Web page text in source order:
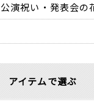
演祝い・発表会の
アイテムで選ぶ